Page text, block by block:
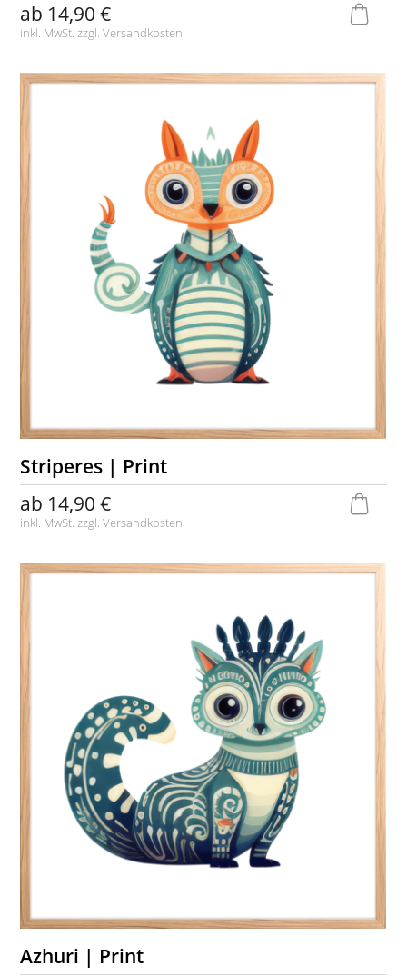
ab 14,90 €
inkl. MwSt. zzgl.Versandkosten
Striperes | Print
ab 14,90 €
inkl. MwSt. zzgl.Versandkosten
Azhuri | Print